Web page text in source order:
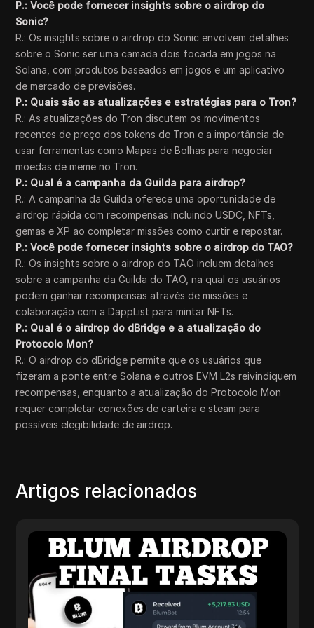
P.: Você pode fornecer insights sobre o airdrop do
Sonic?
R.: Os insights sobre o airdrop do Sonic envolvem detalhes
sobre o Sonic ser uma camada dois focada em jogos na
Solana, com produtos baseados em jogos e um aplicativo
de mercado de previsões.
P.: Quais são as atualizações e estratégias para o Tron?
R.: As atualizações do Tron discutem os movimentos
recentes de preço dos tokens de Tron e a importância de
usar ferramentas como Mapas de Bolhas para negociar
moedas de meme no Tron.
P.: Qual é a campanha da Guilda para airdrop?
R.: A campanha da Guilda oferece uma oportunidade de
airdrop rápida com recompensas incluindo USDC, NFTs,
gemas e XP ao completar missões como curtir e repostar.
P.: Você pode fornecer insights sobre o airdrop do TAO?
R.: Os insights sobre o airdrop do TAO incluem detalhes
sobre a campanha da Guilda do TAO, na qual os usuários
podem ganhar recompensas através de missões e
colaboração com a DappList para mintar NFTs.
P.: Qual é o airdrop do dBridge e a atualização do
Protocolo Mon?
R.: O airdrop do dBridge permite que os usuários que
fizeram a ponte entre Solana e outros EVM L2s reivindiquem
recompensas, enquanto a atualização do Protocolo Mon
requer completar conexões de carteira e steam para
possíveis elegibilidade de airdrop.
Artigos relacionados